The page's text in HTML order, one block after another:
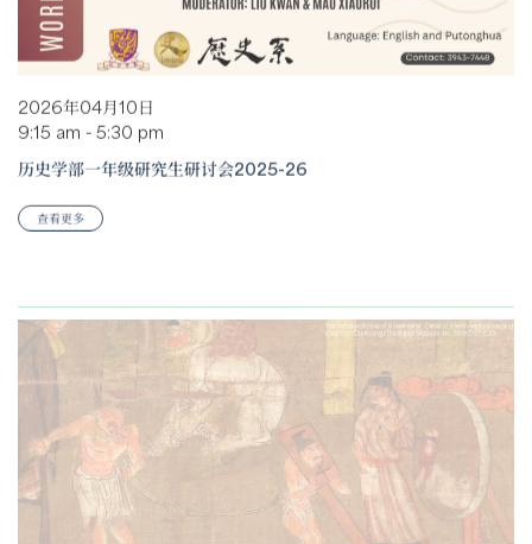
2026年04月10日
9:15 am - 5:30 pm
历史学部一年级研究生研讨会2025-26
查看更多